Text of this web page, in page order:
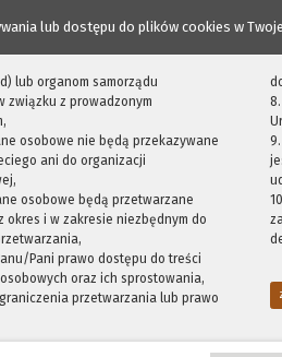
lub dostępu do plików cookies w
lub organom samorządu
związku z prowadzonym
osobowe nie będą przekazywane
ani do organizacji
osobowe będą przetwarzane
okres i w zakresie niezbędnym do
Pani prawo dostępu do treści
oraz ich sprostowania,
przetwarzania lub prawo